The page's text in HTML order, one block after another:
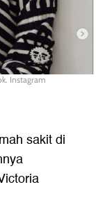
Instagram
sakit di